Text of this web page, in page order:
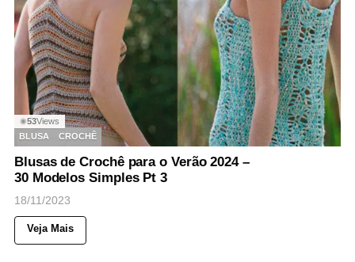
◉53Views
BLUSA
CROCHÊ
Blusas de Crochê para o Verão 2024 –
30 Modelos Simples Pt 3
18/11/2023
Veja Mais